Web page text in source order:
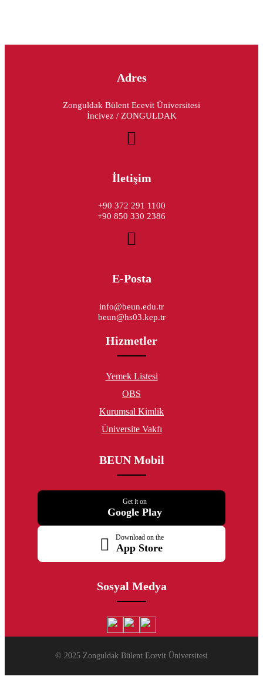
Adres
Zonguldak Bülent Ecevit Üniversitesi
İncivez / ZONGULDAK
İletişim
+90 372 291 1100
+90 850 330 2386
E-Posta
info@beun.edu.tr
beun@hs03.kep.tr
Hizmetler
Yemek Listesi
OBS
Kurumsal Kimlik
Üniversite Vakfı
BEUN Mobil
Get it on
Google Play
Download on the
App Store
Sosyal Medya
© 2025 Zonguldak Bülent Ecevit Üniversitesi